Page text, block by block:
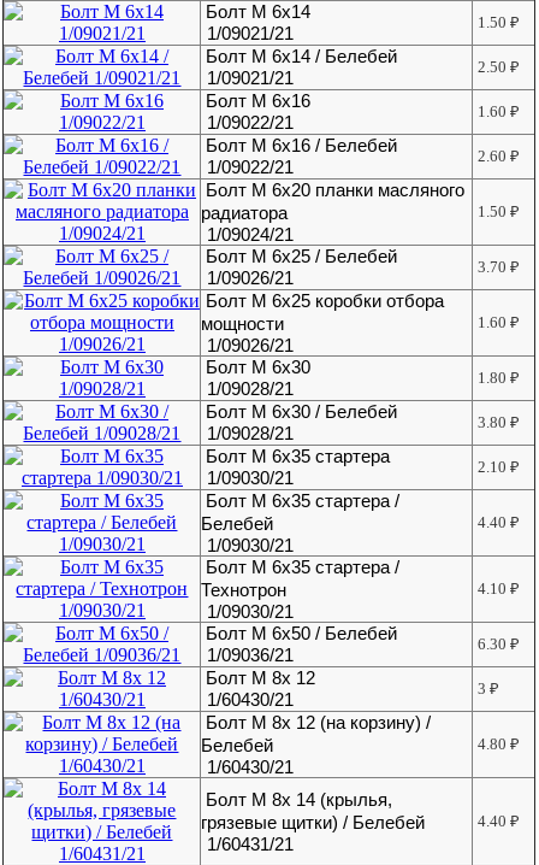
Болт М 6х14
1/09021/21
1.50₽
Болт М 6х14 / Белебей
1/09021/21
2.50₽
Болт М 6х16
1/09022/21
1.60₽
Болт М 6х16 / Белебей
1/09022/21
2.60₽
Болт М 6х20 планки масляного
радиатора
1/09024/21
1.50₽
Болт М 6х25 / Белебей
1/09026/21
3.70₽
Болт М 6х25 коробки отбора
мощности
1/09026/21
1.60₽
Болт М 6х30
1/09028/21
1.80₽
Болт М 6х30 / Белебей
1/09028/21
3.80₽
Болт М 6х35 стартера
1/09030/21
2.10₽
Болт М 6х35 стартера /
Белебей
1/09030/21
4.40₽
Болт М 6х35 стартера /
Технотрон
1/09030/21
4.10₽
Болт М 6х50 / Белебей
1/09036/21
6.30₽
Болт М 8х 12
1/60430/21
3₽
Болт М 8х 12 (на корзину) /
Белебей
1/60430/21
4.80₽
Болт М 8х 14 (крылья,
грязевые щитки) / Белебей
1/60431/21
4.40₽